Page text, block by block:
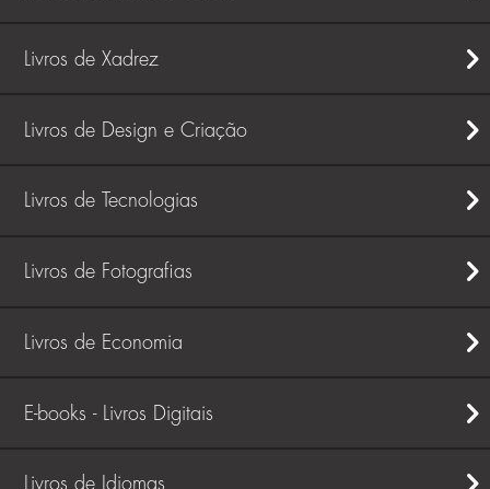
Livros de Xadrez
Livros de Design e Criação
Livros de Tecnologias
Livros de Fotografias
Livros de Economia
E-books - Livros Digitais
Livros de Idiomas